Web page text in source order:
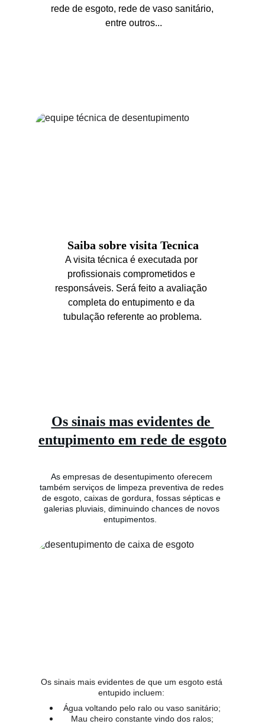
Saiba sobre visita Tecnica
A visita técnica é executada por
profissionais comprometidos e
responsáveis. Será feito a avaliação
completa do entupimento e da
tubulação referente ao problema.
rede de esgoto, rede de vaso sanitário,
entre outros...
Os sinais mais evidentes de que um esgoto está
entupido incluem:
Água voltando pelo ralo ou vaso sanitário;
Mau cheiro constante vindo dos ralos;
Os sinais mas evidentes de
entupimento em rede de esgoto
As empresas de desentupimento oferecem
também serviços de limpeza preventiva de redes
de esgoto, caixas de gordura, fossas sépticas e
galerias pluviais, diminuindo chances de novos
entupimentos.